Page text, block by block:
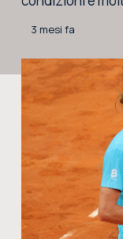
3 mesi fa
CERCA
VIVI L’EMOZIONE
LA BIGLIETTERIA